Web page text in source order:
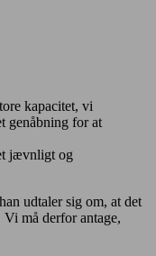
kapacitet, vi
genåbning for at
jævnligt og
udtaler sig om, at det
må derfor antage,